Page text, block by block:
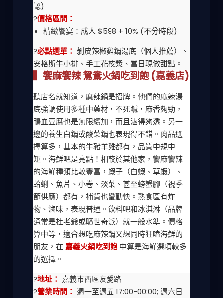
認)
?價格區間：
精緻饗宴：成人 $598 + 10% (不分時段)
?必點選單： 剝皮辣椒雞鍋湯底（個人推薦）、
安格斯牛小排、手工花枝漿、當日現做甜點。
▍饗麻饗辣 鴛鴦火鍋吃到飽 (嘉義店)
聽店名就知道，麻辣鍋是招牌。他們的麻辣湯
底強調使用多種中藥材，不死鹹，麻香夠勁，
鴨血豆腐也是無限續加，而且滷得夠透。另一
邊的養生白鍋或酸菜鍋也表現得不錯。肉品選
擇算多，基本的牛豬羊雞都有，品質中規中
矩。海鮮吧是亮點！相較於其他家，饗麻饗辣
的海鮮種類比較豐富，蝦子（白蝦、草蝦）、
蛤蜊、魚片、小卷、淡菜、甚至螃蟹腳（視季
節供應）都有，補貨也蠻勤快。熟食區有炸
物、滷味，表現普通。飲料吧和冰淇淋（品牌
通常是杜老爺或曠世奇派）就一般水準。價格
算中等，適合想吃麻辣鍋又想同時狂嗑海鮮的
朋友，在 嘉義火鍋吃到飽中算是海鮮選項較多
的選擇。
?地址： 嘉義市西區友愛路
?營業時間： 週一至週五 17:00-00:00; 週六日